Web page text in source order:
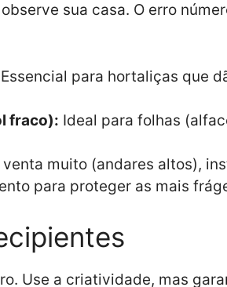
sua casa. O erro
Essencial para hortaliças que
fraco): Ideal para folhas
muito (andares altos),
para proteger as mais
Use a criatividade, mas